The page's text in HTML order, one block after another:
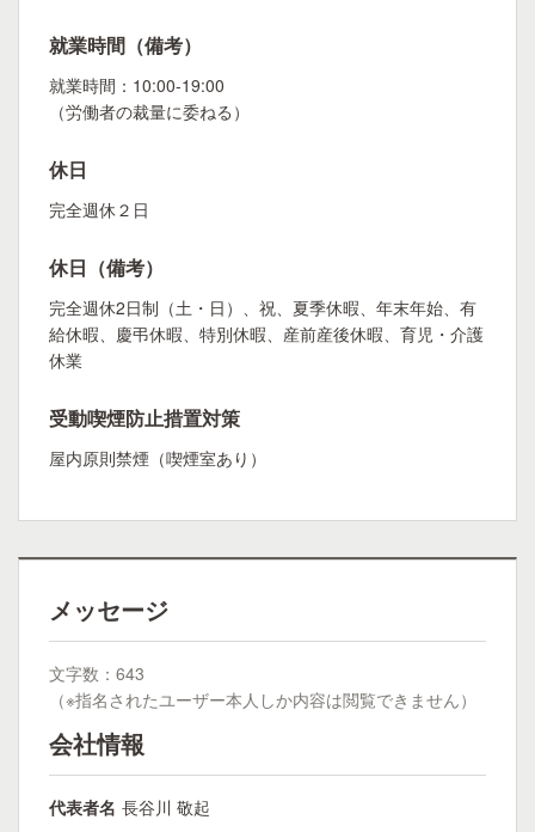
就業時間（備考）
就業時間：10:00-19:00
（労働者の裁量に委ねる）
休日
完全週休２日
休日（備考）
完全週休2日制（土・日）、祝、夏季休暇、年末年始、有
給休暇、慶弔休暇、特別休暇、産前産後休暇、育児・介護
休業
受動喫煙防止措置対策
屋内原則禁煙（喫煙室あり）
メッセージ
文字数：643
（※指名されたユーザー本人しか内容は閲覧できません）
会社情報
代表者名 長谷川 敬起